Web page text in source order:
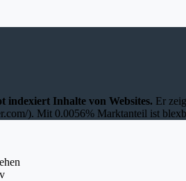
indexiert Inhalte von Websites. Er
). Mit 0.0056% Marktanteil ist